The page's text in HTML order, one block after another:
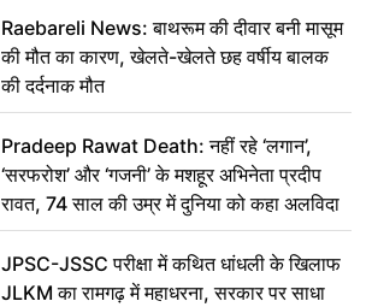
Raebareli News: बाथरूम की दीवार बनी मासूम
की मौत का कारण, खेलते-खेलते छह वर्षीय बालक
की दर्दनाक मौत
Pradeep Rawat Death: नहीं रहे ‘लगान’,
‘सरफरोश’ और ‘गजनी’ के मशहूर अभिनेता प्रदीप
रावत, 74 साल की उम्र में दुनिया को कहा अलविदा
JPSC-JSSC परीक्षा में कथित धांधली के खिलाफ
JLKM का रामगढ़ में महाधरना, सरकार पर साधा